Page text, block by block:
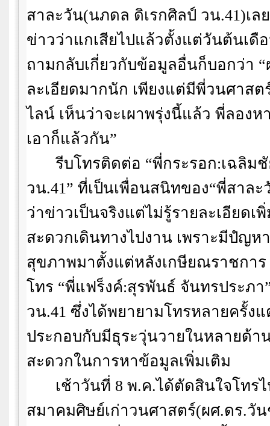
สาละวัน(นภดล ดิเรกศิลป์ วน.41)เล
ข่าวว่าแกเสียไปแล้วตั้งแต่วันต้นเดื
ถามกลับเกี่ยวกับข้อมูลอื่นก็บอกว่า “
ละเอียดมากนัก เพียงแต่มีพี่วนศาสต
ไลน์ เห็นว่าจะเผาพรุ่งนี้แล้ว พี่ลองห
เอาก็แล้วกัน”
รีบโทรติดต่อ “พี่กระรอก:เฉลิม
วน.41” ที่เป็นเพื่อนสนิทของ“พี่สาละ
ว่าข่าวเป็นจริงแต่ไม่รู้รายละเอียดเ
สะดวกเดินทางไปงาน เพราะมีปํญ
สุขภาพมาตั้งแต่หลังเกษียณราชการ
โทร “พี่แฟร็งค์:สุรพันธ์ จันทรประภา
วน.41 ซึ่งได้พยายามโทรหลายครั้ง
ประกอบกับมีธุระวุ่นวายในหลายด้า
สะดวกในการหาข้อมูลเพิ่มเติม
เช้าวันที่ 8 พ.ค.ได้ตัดสินใจโทร
สมาคมศิษย์เก่าวนศาสตร์(ผศ.ดร.วั